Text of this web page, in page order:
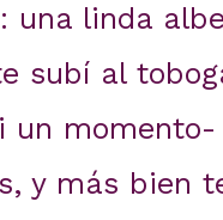
una linda
subí al
un momento-
y más bien